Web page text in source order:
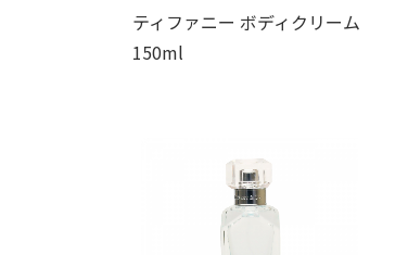
ティファニー ボディクリーム
150ml